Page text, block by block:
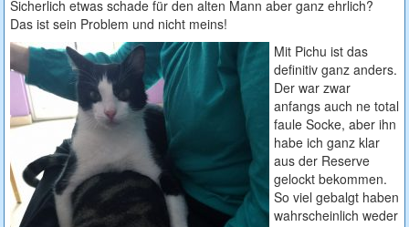
Sicherlich etwas schade für den alten Mann aber ganz ehrlich?
Das ist sein Problem und nicht meins!
Mit Pichu ist das
definitiv ganz anders.
Der war zwar
anfangs auch ne total
faule Socke, aber ihn
habe ich ganz klar
aus der Reserve
gelockt bekommen.
So viel gebalgt haben
wahrscheinlich weder